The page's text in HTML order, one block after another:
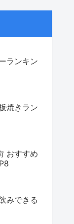
ランキン
焼きラン
おすすめ
みできる